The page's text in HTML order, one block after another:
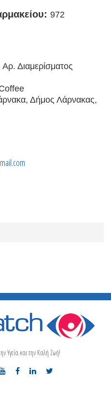
972
Διαμερίσματος
Δήμος Λάρνακας,
Υγεία και την Καλή Ζωή!